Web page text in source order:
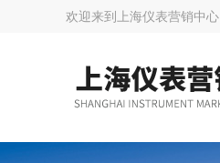
欢迎来到 上海仪表营销中心